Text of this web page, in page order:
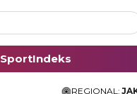
SportIndeks
REGIONAL: